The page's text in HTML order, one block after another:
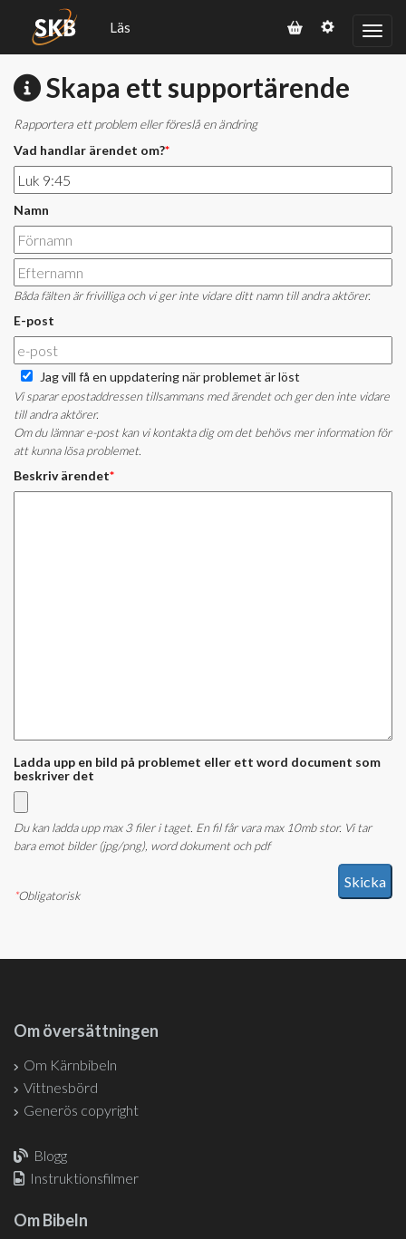
Läs
Skapa ett supportärende
Rapportera ett problem eller föreslå en ändring
Vad handlar ärendet om?*
Namn
Båda fälten är frivilliga och vi ger inte vidare ditt namn till andra aktörer.
E-post
Jag vill få en uppdatering när problemet är löst
Vi sparar epostaddressen tillsammans med ärendet och ger den inte vidare
till andra aktörer.
Om du lämnar e-post kan vi kontakta dig om det behövs mer information för
att kunna lösa problemet.
Beskriv ärendet*
Ladda upp en bild på problemet eller ett word document som
beskriver det
Du kan ladda upp max 3 filer i taget. En fil får vara max 10mb stor. Vi tar
bara emot bilder (jpg/png), word dokument och pdf
*Obligatorisk
Om översättningen
Om Kärnbibeln
Vittnesbörd
Generös copyright
Blogg
Instruktionsfilmer
Om Bibeln